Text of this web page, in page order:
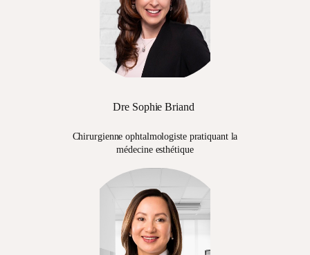
Dre Sophie Briand
Chirurgienne ophtalmologiste pratiquant la
médecine esthétique